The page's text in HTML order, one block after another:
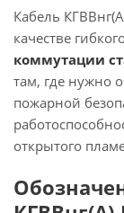
Кабель
качестве
коммутации
там, где нужно
пожарной
открытого